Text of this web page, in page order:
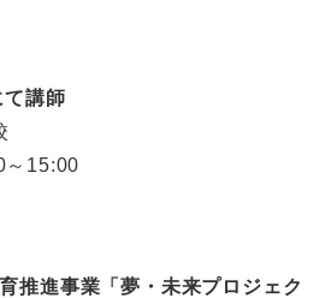
講師
～15:00
推進事業「夢・未来プロジェク